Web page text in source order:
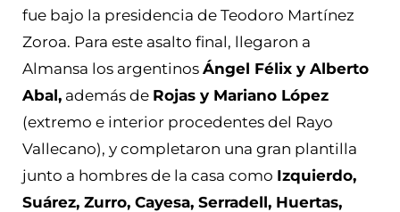
fue bajo la presidencia de Teodoro Martínez
Zoroa. Para este asalto final, llegaron a
Almansa los argentinos Ángel Félix y Alberto
Abal, además de Rojas y Mariano López
(extremo e interior procedentes del Rayo
Vallecano), y completaron una gran plantilla
junto a hombres de la casa como Izquierdo,
Suárez, Zurro, Cayesa, Serradell, Huertas,